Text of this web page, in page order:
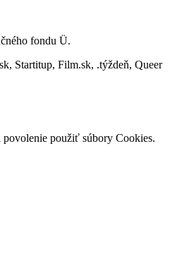
fondu Ü.
Startitup, Film.sk, .týždeň, Queer
povolenie použiť súbory Cookies.